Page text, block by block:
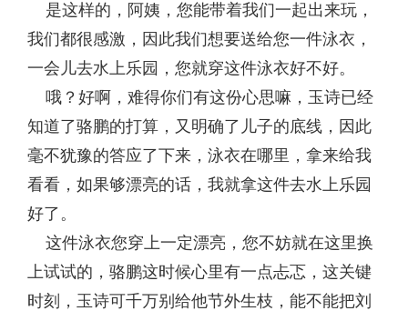
是这样的，阿姨，您能带着我们一起出来玩，
我们都很感激，因此我们想要送给您一件泳衣，
一会儿去水上乐园，您就穿这件泳衣好不好。
哦？好啊，难得你们有这份心思嘛，玉诗已经
知道了骆鹏的打算，又明确了儿子的底线，因此
毫不犹豫的答应了下来，泳衣在哪里，拿来给我
看看，如果够漂亮的话，我就拿这件去水上乐园
好了。
这件泳衣您穿上一定漂亮，您不妨就在这里换
上试试的，骆鹏这时候心里有一点忐忑，这关键
时刻，玉诗可千万别给他节外生枝，能不能把刘